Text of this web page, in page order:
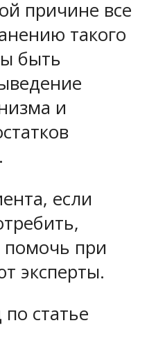
причине все
такого
быть
и
если
помочь при
эксперты.
статье